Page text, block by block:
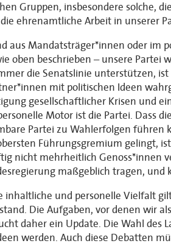
Gruppen, insbesondere solche,
ehrenamtliche Arbeit in unserer
aus Mandatsträger*innen oder im
oben beschrieben – unsere
die Senatslinie unterstützen,
mit politischen Ideen
gesellschaftlicher Krisen und
Motor ist die Partei. Dass
Partei zu Wahlerfolgen führen
Führungsgremium gelingt,
nicht mehrheitlich
maßgeblich tragen,
inhaltliche und personelle Vielfalt
Die Aufgaben, vor denen wir
daher ein Update. Die Wahl des
werden. Auch diese Debatten